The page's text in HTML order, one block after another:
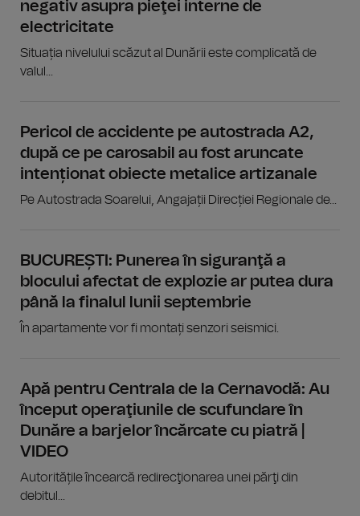
negativ asupra pieţei interne de
electricitate
Situația nivelului scăzut al Dunării este complicată de
valul...
Pericol de accidente pe autostrada A2,
după ce pe carosabil au fost aruncate
intenționat obiecte metalice artizanale
Pe Autostrada Soarelui, Angajații Direcției Regionale de...
BUCUREȘTI: Punerea în siguranţă a
blocului afectat de explozie ar putea dura
până la finalul lunii septembrie
În apartamente vor fi montați senzori seismici.
Apă pentru Centrala de la Cernavodă: Au
început operaţiunile de scufundare în
Dunăre a barjelor încărcate cu piatră |
VIDEO
Autoritățile încearcă redirecţionarea unei părţi din
debitul...